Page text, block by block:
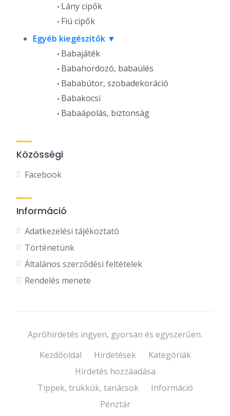
Lány cipők
Fiú cipők
Egyéb kiegészítők
Babajáték
Babahordozó, babaülés
Bababútor, szobadekoráció
Babakocsi
Babaápolás, biztonság
Közösségi
Facebook
Információ
Adatkezelési tájékoztató
Történetünk
Általános szerződési feltételek
Rendelés menete
Apróhirdetés ingyen, gyorsan és egyszerűen.
Kezdőoldal
Hirdetések
Kategóriák
Hirdetés hozzáadása
Tippek, trükkök, tanácsok
Információ
Pénztár